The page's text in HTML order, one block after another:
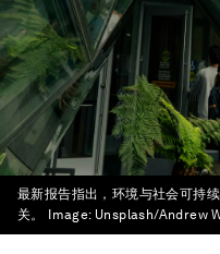
最新报告指出，环境与社会可持
关。
Image: Unsplash/Andrew